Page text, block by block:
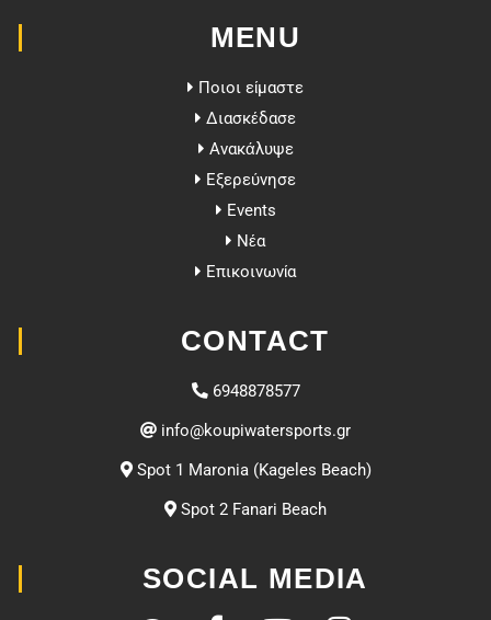
MENU
Ποιοι είμαστε
Διασκέδασε
Ανακάλυψε
Εξερεύνησε
Events
Νέα
Επικοινωνία
CONTACT
6948878577
rg.stropsretawipuok
@ofni
Spot 1 Maronia (Kageles Beach)
Spot 2 Fanari Beach
SOCIAL MEDIA